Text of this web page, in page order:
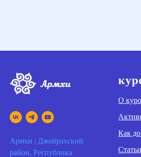
Армхи | Джейрахский
район, Республика
О
Как
Статьи